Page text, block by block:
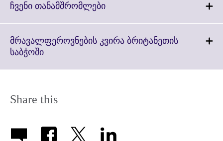
ჩვენი თანამშრომლებიClick
More
მრავალფეროვნების კვირა ბრიტანეთის
საბჭოშიClick
information
Share this